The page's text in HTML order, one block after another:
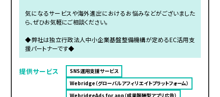
気になるサービスや海外進出におけるお悩みなどがございました
ら、ぜひお気軽にご相談ください。
◆弊社は独立行政法人中小企業基盤整備機構が定めるEC活用支
援パートナーです◆
提供サービス
SNS運用支援サービス
Webridge（グローバルアフィリエイトプラットフォーム）
WebridgeAds for app（成果報酬型アプリ広告）